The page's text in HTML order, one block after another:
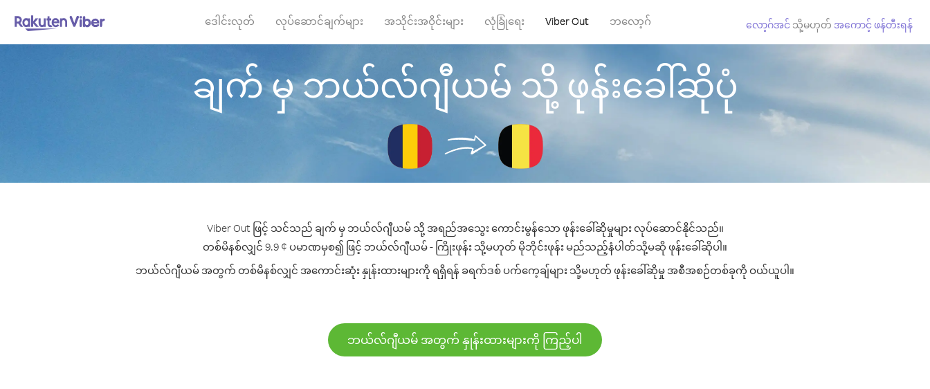
ဒေါင်းလုတ် လုပ်ဆောင်ချက်များ အသိုင်းအဝိုင်းများ လုံခြုံရေး Viber Out ဘလော့ဂ် လော့ဂ်အင် သို့မဟုတ် အကောင့် ဖန်တီးရန်
ချက် မှ ဘယ်လ်ဂျီယမ် သို့ ဖုန်းခေါ်ဆိုပုံ
Viber Out ဖြင့် သင်သည် ချက် မှ ဘယ်လ်ဂျီယမ် သို့ အရည်အသွေး ကောင်းမွန်သော ဖုန်းခေါ်ဆိုမှုများ လုပ်ဆောင်နိုင်သည်။
တစ်မိနစ်လျှင် 9.9 ¢ ပမာဏမှစ၍ ဖြင့် ဘယ်လ်ဂျီယမ် - ကြိုးဖုန်း သို့မဟုတ် မိုဘိုင်းဖုန်း မည်သည့်နံပါတ်သို့မဆို ဖုန်းခေါ်ဆိုပါ။
ဘယ်လ်ဂျီယမ် အတွက် တစ်မိနစ်လျှင် အကောင်းဆုံး နှုန်းထားများကို ရရှိရန် ခရက်ဒစ် ပက်ကေ့ချ်များ သို့မဟုတ် ဖုန်းခေါ်ဆိုမှု အစီအစဉ်တစ်ခုကို ဝယ်ယူပါ။
ဘယ်လ်ဂျီယမ် အတွက် နှုန်းထားများကို ကြည့်ပါ